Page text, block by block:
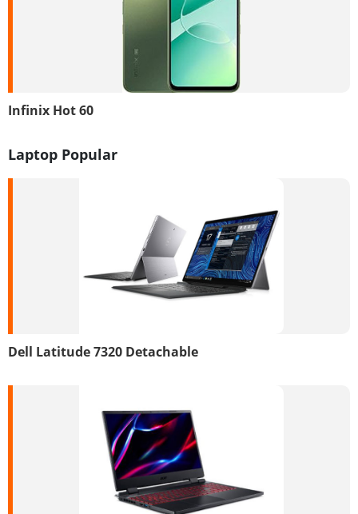
Infinix Hot 60
Laptop Popular
Dell Latitude 7320 Detachable